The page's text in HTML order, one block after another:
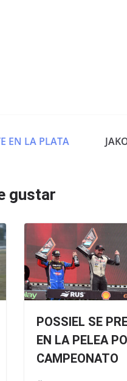
EN LA PLATA
gustar
POSSIEL SE
EN LA PELEA
CAMPEONATO